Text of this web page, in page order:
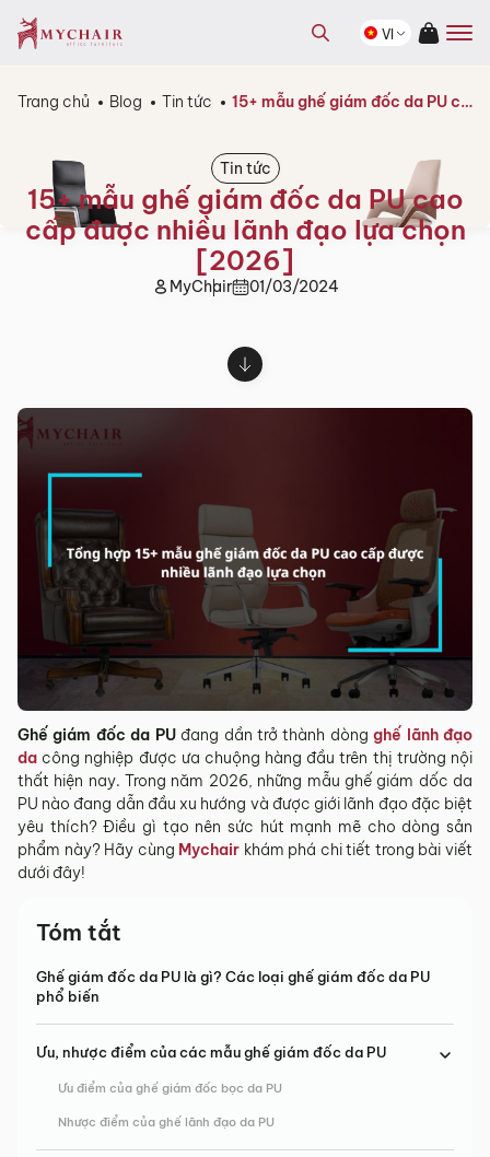
phẩm
Tìm
kiếmVI
Trang chủ Blog Tin tức 15+ mẫu ghế giám đốc da PU cao cấp được nhiều lãnh đạo lựa chọn [2026]
Tin tức
15+ mẫu ghế giám đốc da PU cao
cấp được nhiều lãnh đạo lựa chọn
[2026]
MyChair 01/03/2024
Ghế giám đốc da PUđang dần trở thành dòngghế lãnh đạo
da công nghiệp được ưa chuộng hàng đầu trên thị trường nội
thất hiện nay. Trong năm 2026, những mẫu ghế giám dốc da
PU nào đang dẫn đầu xu hướng và được giới lãnh đạo đặc biệt
yêu thích? Điều gì tạo nên sức hút mạnh mẽ cho dòng sản
phẩm này? Hãy cùng Mychair khám phá chi tiết trong bài viết
dưới đây!
Tóm tắt
Ghế giám đốc da PU là gì? Các loại ghế giám đốc da PU
phổ biến
Ưu, nhược điểm của các mẫu ghế giám đốc da PU
Ưu điểm của ghế giám đốc bọc da PU
Nhược điểm của ghế lãnh đạo da PU